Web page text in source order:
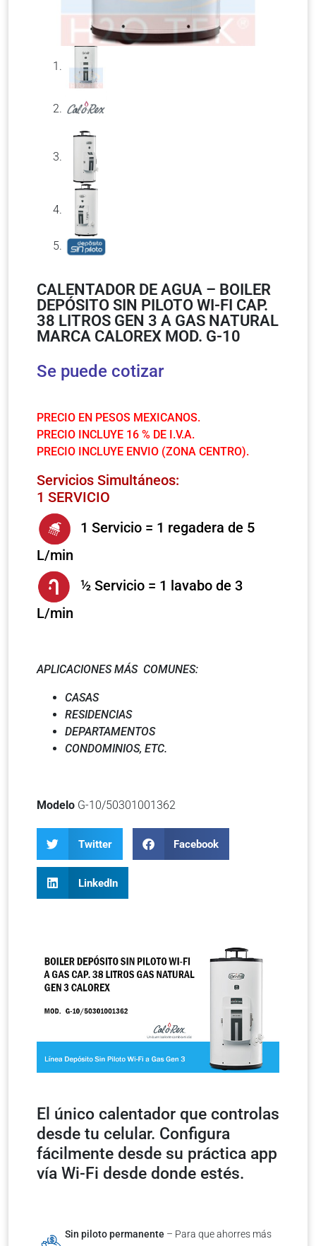
CALENTADOR DE AGUA – BOILER
DEPÓSITO SIN PILOTO WI-FI CAP.
38 LITROS GEN 3 A GAS NATURAL
MARCA CALOREX MOD. G-10
Se puede cotizar
PRECIO EN PESOS MEXICANOS.
PRECIO INCLUYE 16 % DE I.V.A.
PRECIO INCLUYE ENVIO (ZONA CENTRO).
Servicios Simultáneos:
1 SERVICIO
1 Servicio = 1 regadera de 5
L/min
½ Servicio = 1 lavabo de 3
L/min
APLICACIONES MÁS COMUNES:
CASAS
RESIDENCIAS
DEPARTAMENTOS
CONDOMINIOS, ETC.
Modelo G-10/50301001362
Twitter Facebook
LinkedIn
El único calentador que controlas
desde tu celular. Configura
fácilmente desde su práctica app
vía Wi-Fi desde donde estés.
Sin piloto permanente – Para que ahorres más